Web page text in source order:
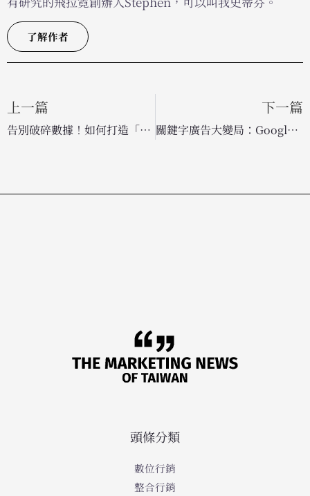
了解作者
上一篇
告別破碎數據！如何打造「情境感知」的極致顧客體驗
下一篇
關鍵字廣告大變局：Google 與微軟揭秘 AI 時代的視覺創意與新版位策略
頭條分類
數位行銷
整合行銷